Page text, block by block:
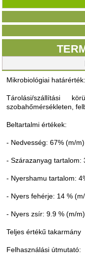
Mikrobiológiai
Tárolási/szállítási
szobahőmérsékleten,
Beltartalmi értékek:
- Nedvesség: 67% (m/m)
- Szárazanyag tartalom:
- Nyershamu tartalom:
- Nyers fehérje: 14 %
- Nyers zsír: 9.9 % (m/m)
Teljes értékű takarmány
Felhasználási útmutató: